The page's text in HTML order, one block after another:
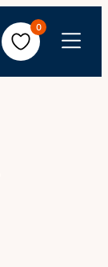
0
Avaa
valikko